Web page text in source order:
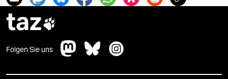
taz
Folgen Sie uns